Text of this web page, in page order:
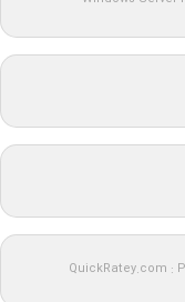
QuickRatey.com :